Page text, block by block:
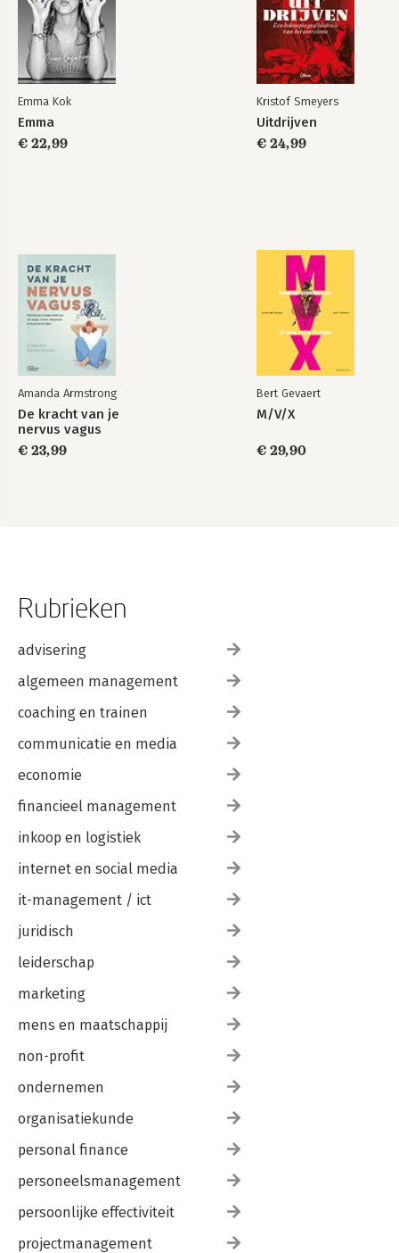
Emma Kok
Emma
€ 22,99
Kristof Smeyers
Uitdrijven
€ 24,99
Amanda Armstrong
De kracht van je
nervus vagus
€ 23,99
Bert Gevaert
M/V/X
€ 29,90
Rubrieken
advisering
algemeen management
coaching en trainen
communicatie en media
economie
financieel management
inkoop en logistiek
internet en social media
it-management / ict
juridisch
leiderschap
marketing
mens en maatschappij
non-profit
ondernemen
organisatiekunde
personal finance
personeelsmanagement
persoonlijke effectiviteit
projectmanagement